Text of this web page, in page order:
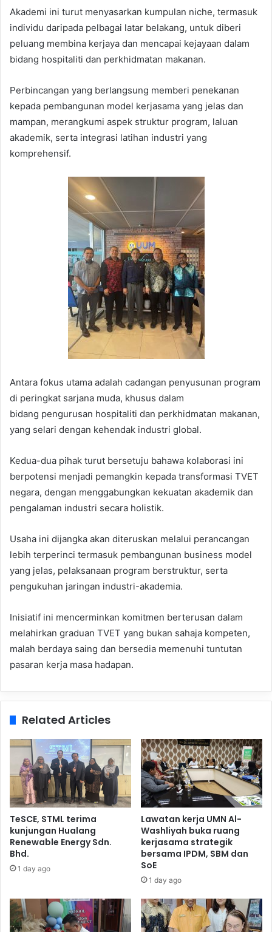
Akademi ini turut menyasarkan kumpulan niche, termasuk
individu daripada pelbagai latar belakang, untuk diberi
peluang membina kerjaya dan mencapai kejayaan dalam
bidang hospitaliti dan perkhidmatan makanan.
Perbincangan yang berlangsung memberi penekanan
kepada pembangunan model kerjasama yang jelas dan
mampan, merangkumi aspek struktur program, laluan
akademik, serta integrasi latihan industri yang
komprehensif.
Antara fokus utama adalah cadangan penyusunan program
di peringkat sarjana muda, khusus dalam
bidang pengurusan hospitaliti dan perkhidmatan makanan,
yang selari dengan kehendak industri global.
Kedua-dua pihak turut bersetuju bahawa kolaborasi ini
berpotensi menjadi pemangkin kepada transformasi TVET
negara, dengan menggabungkan kekuatan akademik dan
pengalaman industri secara holistik.
Usaha ini dijangka akan diteruskan melalui perancangan
lebih terperinci termasuk pembangunan business model
yang jelas, pelaksanaan program berstruktur, serta
pengukuhan jaringan industri-akademia.
Inisiatif ini mencerminkan komitmen berterusan dalam
melahirkan graduan TVET yang bukan sahaja kompeten,
malah berdaya saing dan bersedia memenuhi tuntutan
pasaran kerja masa hadapan.
Related Articles
TeSCE, STML terima
kunjungan Hualang
Renewable Energy Sdn.
Bhd.
1 day ago
Lawatan kerja UMN Al-
Washliyah buka ruang
kerjasama strategik
bersama IPDM, SBM dan
SoE
1 day ago